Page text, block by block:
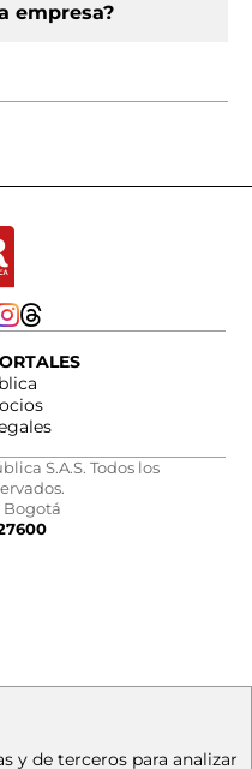
empresa?
S.A.S. Todos los
Bogotá
y de terceros para analizar